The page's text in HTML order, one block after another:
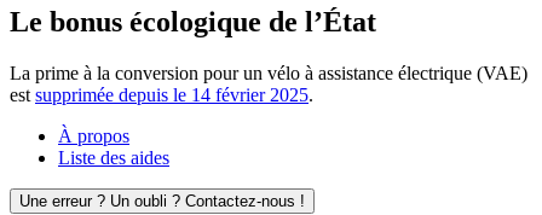
Le bonus écologique de l’État
La prime à la conversion pour un vélo à assistance électrique (VAE)
est supprimée depuis le 14 février 2025.
À propos
Liste des aides
Une erreur ? Un oubli ? Contactez-nous !